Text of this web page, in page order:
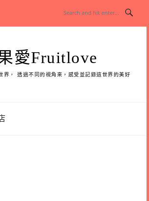
愛Fruitlove
界， 透過不同的視角來，感受並記錄這世界的美好